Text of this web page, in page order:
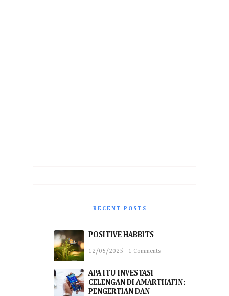
RECENT POSTS
POSITIVE HABBITS
12/05/2025 - 1 Comments
APA ITU INVESTASI
CELENGAN DI AMARTHAFIN:
PENGERTIAN DAN